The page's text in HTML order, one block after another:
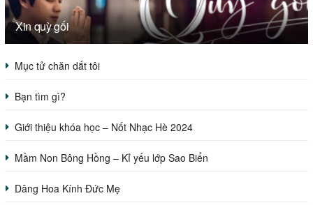
Xin quỳ gối
Mục tử chăn dắt tôi
Bạn tìm gì?
Giới thiệu khóa học – Nốt Nhạc Hè 2024
Mầm Non Bông Hồng – Kỉ yếu lớp Sao Biển
Dâng Hoa Kính Đức Mẹ